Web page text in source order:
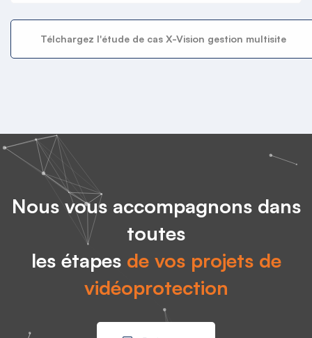
Nous vous accompagnons dans
toutes
les étapes de vos projets de
vidéoprotection